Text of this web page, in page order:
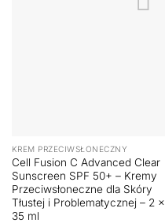
KREM PRZECIWSŁONECZNY
Cell Fusion C Advanced Clear
Sunscreen SPF 50+ – Kremy
Przeciwsłoneczne dla Skóry
Tłustej i Problematycznej – 2 x
35 ml